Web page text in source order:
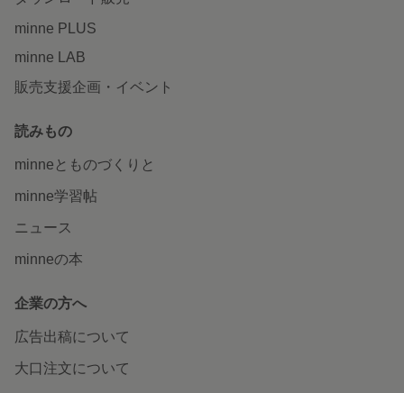
minne PLUS
minne LAB
販売支援企画・イベント
読みもの
minneとものづくりと
minne学習帖
ニュース
minneの本
企業の方へ
広告出稿について
大口注文について